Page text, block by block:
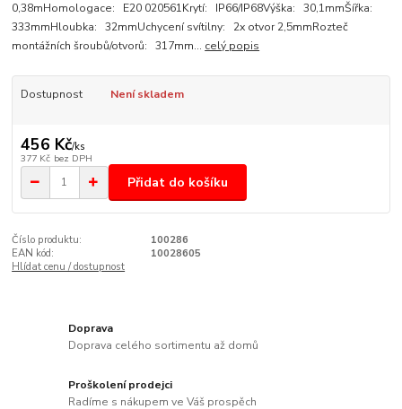
0,38mHomologace: E20 020561Krytí: IP66/IP68Výška: 30,1mmŠířka:
333mmHloubka: 32mmUchycení svítilny: 2x otvor 2,5mmRozteč
montážních šroubů/otvorů: 317mm... celý popis
Dostupnost Není skladem
456 Kč/ks
377 Kč bez DPH
Přidat do košíku
Číslo produktu:
100286
EAN kód:
10028605
Hlídat cenu / dostupnost
Doprava
Doprava celého sortimentu až domů
Proškolení prodejci
Radíme s nákupem ve Váš prospěch